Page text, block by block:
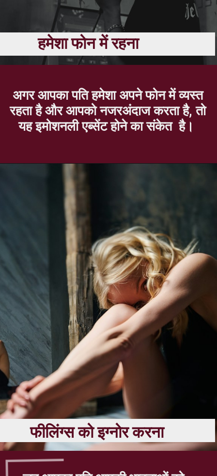
अगर आपका पति हमेशा अपने फोन में व्यस्त
रहता है और आपको नजरअंदाज करता है, तो
यह इमोशनली एब्सेंट होने का संकेत है।
हमेशा फोन में रहना
फीलिंग्स को इग्नोर करना